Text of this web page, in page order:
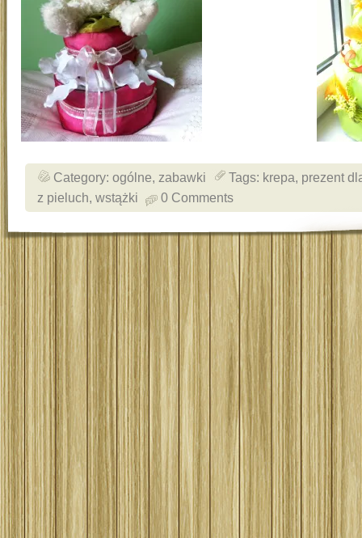
Category: ogólne, zabawki Tags: krepa, prezent
z pieluch, wstążki 0 Comments